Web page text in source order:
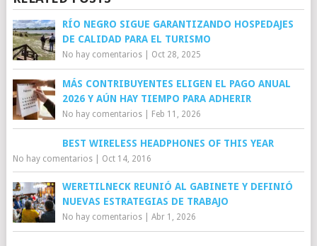
RÍO NEGRO SIGUE GARANTIZANDO HOSPEDAJES
DE CALIDAD PARA EL TURISMO
No hay comentarios| Oct 28, 2025
MÁS CONTRIBUYENTES ELIGEN EL PAGO ANUAL
2026 Y AÚN HAY TIEMPO PARA ADHERIR
No hay comentarios| Feb 11, 2026
BEST WIRELESS HEADPHONES OF THIS YEAR
No hay comentarios| Oct 14, 2016
WERETILNECK REUNIÓ AL GABINETE Y DEFINIÓ
NUEVAS ESTRATEGIAS DE TRABAJO
No hay comentarios| Abr 1, 2026